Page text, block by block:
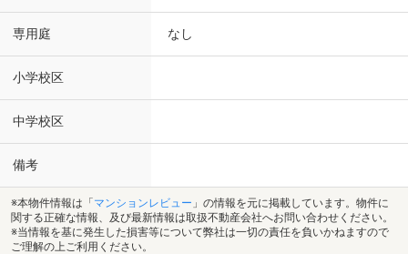
専用庭 なし
小学校区
中学校区
備考
※本物件情報は「 マンションレビュー 」の情報を元に掲載しています。物件に
関する正確な情報、及び最新情報は取扱不動産会社へお問い合わせください。
※当情報を基に発生した損害等について弊社は一切の責任を負いかねますので
ご理解の上ご利用ください。